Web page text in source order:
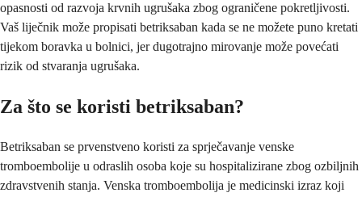
opasnosti od razvoja krvnih ugrušaka zbog ograničene pokretljivosti.
Vaš liječnik može propisati betriksaban kada se ne možete puno kretati
tijekom boravka u bolnici, jer dugotrajno mirovanje može povećati
rizik od stvaranja ugrušaka.
Za što se koristi betriksaban?
Betriksaban se prvenstveno koristi za sprječavanje venske
tromboembolije u odraslih osoba koje su hospitalizirane zbog ozbiljnih
zdravstvenih stanja. Venska tromboembolija je medicinski izraz koji